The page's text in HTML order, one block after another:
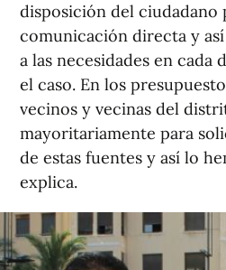
disposición del ciudadano
comunicación directa y
a las necesidades en
el caso. En los
vecinos y vecinas del
mayoritariamente para
de estas fuentes y así lo
explica.